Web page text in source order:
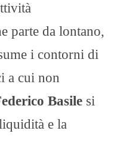
parte da lontano,
i contorni di
a cui non
Basile si
e la